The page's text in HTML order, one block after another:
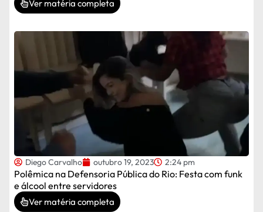
Ver matéria completa
Diego Carvalho outubro 19, 2023 2:24 pm
Polêmica na Defensoria Pública do Rio: Festa com funk
e álcool entre servidores
Ver matéria completa